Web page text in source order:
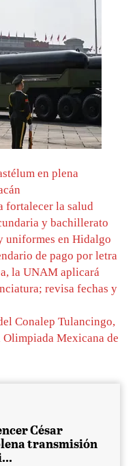
en plena
fortalecer la salud
y bachillerato
uniformes en Hidalgo
de pago por letra
la UNAM aplicará
revisa fechas y
Conalep Tulancingo,
Olimpiada Mexicana de
César
transmisión